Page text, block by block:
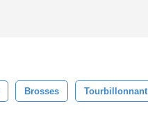
Brosses Tourbillonnant